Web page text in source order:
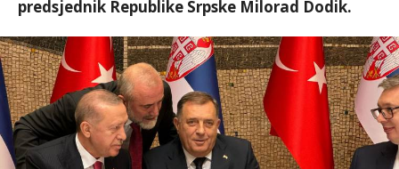
predsjednik Republike Srpske Milorad Dodik.